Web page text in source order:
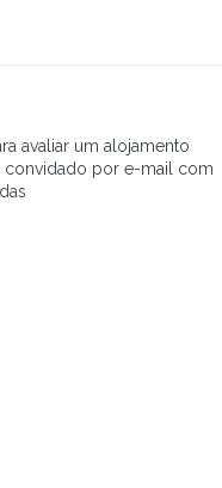
avaliar um alojamento
convidado por e-mail com